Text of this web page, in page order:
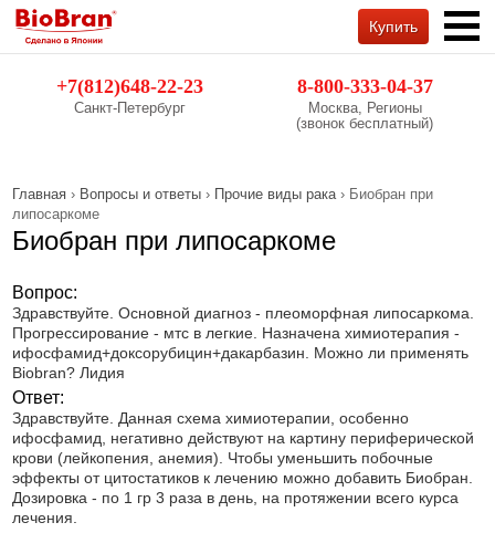
+7(812)648-22-23
Санкт-Петербург
8-800-333-04-37
Москва, Регионы
(звонок бесплатный)
Купить
Главная › Вопросы и ответы › Прочие виды рака› Биобран при
липосаркоме
Биобран при липосаркоме
Вопрос:
Здравствуйте. Основной диагноз - плеоморфная липосаркома.
Прогрессирование - мтс в легкие. Назначена химиотерапия -
ифосфамид+доксорубицин+дакарбазин. Можно ли применять
Вiobran? Лидия
Ответ:
Здравствуйте. Данная схема химиотерапии, особенно
ифосфамид, негативно действуют на картину периферической
крови (лейкопения, анемия). Чтобы уменьшить побочные
эффекты от цитостатиков к лечению можно добавить Биобран.
Дозировка - по 1 гр 3 раза в день, на протяжении всего курса
лечения.